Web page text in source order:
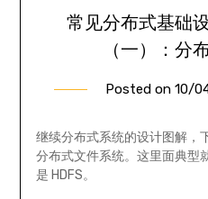
常见分布式基础
（一）：分
Posted on 10/
继续分布式系统的设计图解，
分布式文件系统。这里面典型
是 HDFS。